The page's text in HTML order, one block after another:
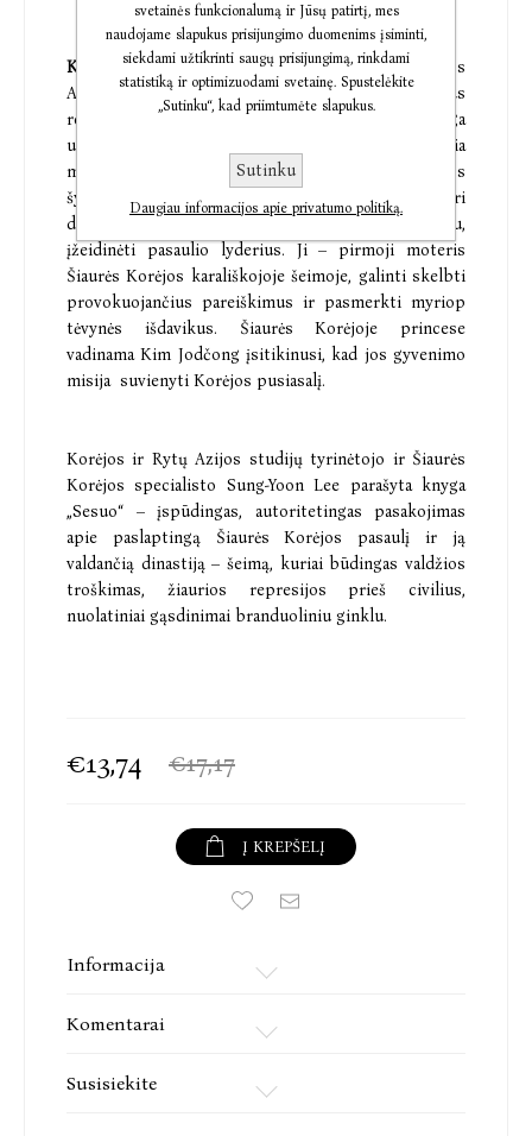
K I M J O D Č O N G– Šiaurės Korėjos
Aukščiausiojo vado Kim Džonguno sesuo, nuožmaus
režimo vyriausioji propagandininkė, ambicinga
užsienio politikos formuotoja, be to, įtakingiausia
moteris Šiaurės Korėjos istorijoje. Žavinga jos
šypsena slepia žiaurią, negailestingą asmenybę, kuri
drįsta grasinti pasauliui branduoliniu ginklu,
įžeidinėti pasaulio lyderius. Ji – pirmoji moteris
Šiaurės Korėjos karališkojoje šeimoje, galinti skelbti
provokuojančius pareiškimus ir pasmerkti myriop
tėvynės išdavikus. Šiaurės Korėjoje princese
vadinama Kim Jodčong įsitikinusi, kad jos gyvenimo
misija suvienyti Korėjos pusiasalį.
Korėjos ir Rytų Azijos studijų tyrinėtojo ir Šiaurės
Korėjos specialisto Sung-Yoon Lee parašyta knyga
„Sesuo“ – įspūdingas, autoritetingas pasakojimas
apie paslaptingą Šiaurės Korėjos pasaulį ir ją
valdančią dinastiją – šeimą, kuriai būdingas valdžios
troškimas, žiaurios represijos prieš civilius,
nuolatiniai gąsdinimai branduoliniu ginklu.
€13,74 €17,17
Į KREPŠELĮ
Informacija
Komentarai
Susisiekite
svetainės funkcionalumą ir Jūsų patirtį, mes
naudojame slapukus prisijungimo duomenims įsiminti,
siekdami užtikrinti saugų prisijungimą, rinkdami
statistiką ir optimizuodami svetainę. Spustelėkite
„Sutinku“, kad priimtumėte slapukus.
Sutinku
Daugiau informacijos apie privatumo politiką.